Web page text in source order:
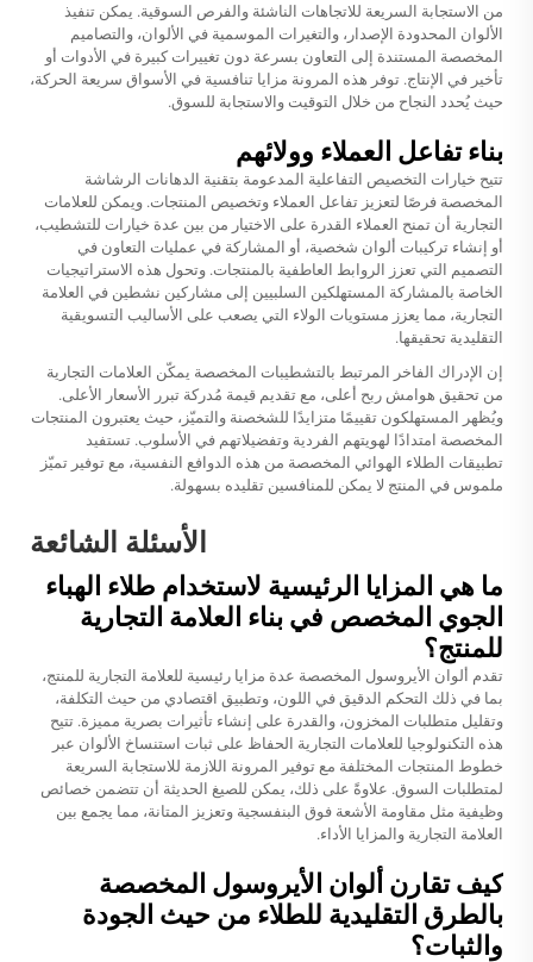
من الاستجابة السريعة للاتجاهات الناشئة والفرص السوقية. يمكن تنفيذ
الألوان المحدودة الإصدار، والتغيرات الموسمية في الألوان، والتصاميم
المخصصة المستندة إلى التعاون بسرعة دون تغييرات كبيرة في الأدوات أو
تأخير في الإنتاج. توفر هذه المرونة مزايا تنافسية في الأسواق سريعة الحركة،
حيث يُحدد النجاح من خلال التوقيت والاستجابة للسوق.
بناء تفاعل العملاء وولائهم
تتيح خيارات التخصيص التفاعلية المدعومة بتقنية الدهانات الرشاشة
المخصصة فرصًا لتعزيز تفاعل العملاء وتخصيص المنتجات. ويمكن للعلامات
التجارية أن تمنح العملاء القدرة على الاختيار من بين عدة خيارات للتشطيب،
أو إنشاء تركيبات ألوان شخصية، أو المشاركة في عمليات التعاون في
التصميم التي تعزز الروابط العاطفية بالمنتجات. وتحول هذه الاستراتيجيات
الخاصة بالمشاركة المستهلكين السلبيين إلى مشاركين نشطين في العلامة
التجارية، مما يعزز مستويات الولاء التي يصعب على الأساليب التسويقية
التقليدية تحقيقها.
إن الإدراك الفاخر المرتبط بالتشطيبات المخصصة يمكّن العلامات التجارية
من تحقيق هوامش ربح أعلى، مع تقديم قيمة مُدركة تبرر الأسعار الأعلى.
ويُظهر المستهلكون تقييمًا متزايدًا للشخصنة والتميّز، حيث يعتبرون المنتجات
المخصصة امتدادًا لهويتهم الفردية وتفضيلاتهم في الأسلوب. تستفيد
تطبيقات الطلاء الهوائي المخصصة من هذه الدوافع النفسية، مع توفير تميّز
ملموس في المنتج لا يمكن للمنافسين تقليده بسهولة.
الأسئلة الشائعة
ما هي المزايا الرئيسية لاستخدام طلاء الهباء
الجوي المخصص في بناء العلامة التجارية
للمنتج؟
تقدم ألوان الأيروسول المخصصة عدة مزايا رئيسية للعلامة التجارية للمنتج،
بما في ذلك التحكم الدقيق في اللون، وتطبيق اقتصادي من حيث التكلفة،
وتقليل متطلبات المخزون، والقدرة على إنشاء تأثيرات بصرية مميزة. تتيح
هذه التكنولوجيا للعلامات التجارية الحفاظ على ثبات استنساخ الألوان عبر
خطوط المنتجات المختلفة مع توفير المرونة اللازمة للاستجابة السريعة
لمتطلبات السوق. علاوةً على ذلك، يمكن للصيغ الحديثة أن تتضمن خصائص
وظيفية مثل مقاومة الأشعة فوق البنفسجية وتعزيز المتانة، مما يجمع بين
العلامة التجارية والمزايا الأداء.
كيف تقارن ألوان الأيروسول المخصصة
بالطرق التقليدية للطلاء من حيث الجودة
والثبات؟